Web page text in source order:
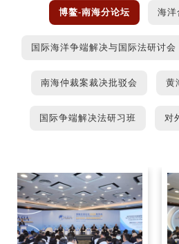
博鳌-南海分论坛 海洋
国际海洋争端解决与国际法研讨会
南海仲裁案裁决批驳会 黄
国际争端解决法研习班 对